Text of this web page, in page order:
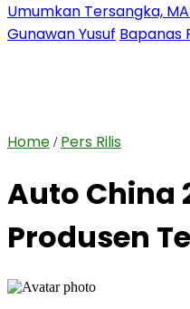
Umumkan Tersangka,
Gunawan Yusuf Bapanas
Home / Pers Rilis
Auto China
Produsen